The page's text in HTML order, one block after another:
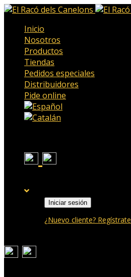
Inicio
Nosotros
Productos
Tiendas
Pedidos especiales
Distribuidores
Pide online
Iniciar sesión
¿Nuevo cliente? Regístrate